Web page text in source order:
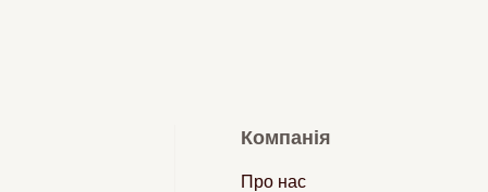
Компанія
Про нас